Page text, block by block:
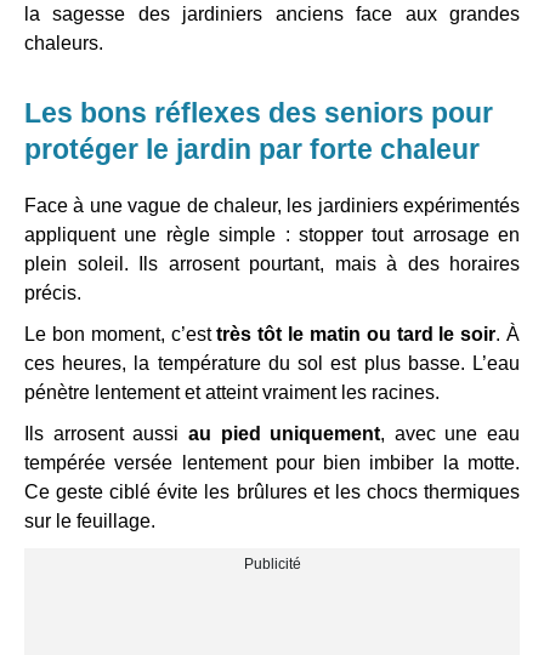
la sagesse des jardiniers anciens face aux grandes
chaleurs.
Les bons réflexes des seniors pour
protéger le jardin par forte chaleur
Face à une vague de chaleur, les jardiniers expérimentés
appliquent une règle simple : stopper tout arrosage en
plein soleil. Ils arrosent pourtant, mais à des horaires
précis.
Le bon moment, c’esttrès tôt le matin ou tard le soir. À
ces heures, la température du sol est plus basse. L’eau
pénètre lentement et atteint vraiment les racines.
Ils arrosent aussi au pied uniquement, avec une eau
tempérée versée lentement pour bien imbiber la motte.
Ce geste ciblé évite les brûlures et les chocs thermiques
sur le feuillage.